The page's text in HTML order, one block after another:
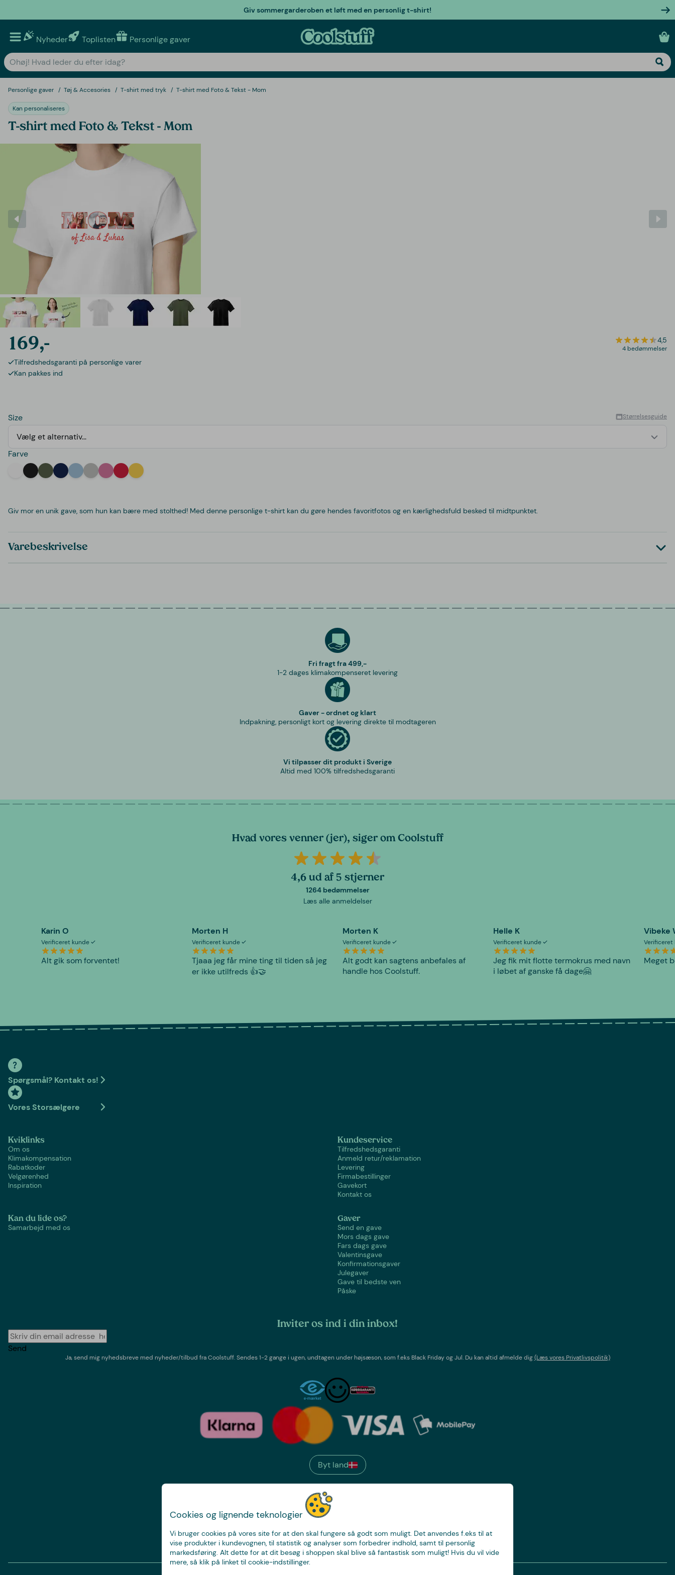
Cookies og lignende teknologier
Vi bruger cookies på vores site for at den skal fungere så godt som muligt. Det anvendes f.eks til at
vise produkter i kundevognen, til statistik og analyser som forbedrer indhold, samt til personlig
markedsføring. Alt dette for at dit besøg i shoppen skal blive så fantastisk som muligt! Hvis du vil vide
mere, så klik på linket til cookie-indstillinger.
Giv sommergarderoben et løft med en personlig t-shirt!
Nyheder Toplisten Personlige gaver
Personlige gaver Tøj & Accesories T-shirt med tryk T-shirt med Foto & Tekst - Mom
Kan personaliseres
T-shirt med Foto & Tekst - Mom
169,- 4,5
4 bedømmelser
Tilfredshedsgaranti på personlige varer
Kan pakkes ind
Size Størrelsesguide
Vælg et alternativ...
Farve
WhiteBlackMilitary Green
NavyLight Blue
Light Grey
PinkRedYellow
Giv mor en unik gave, som hun kan bære med stolthed! Med denne personlige t-shirt kan du gøre hendes favoritfotos og en kærlighedsfuld besked til midtpunktet.
Varebeskrivelse
Fri fragt fra 499,-
1-2 dages klimakompenseret levering
Gaver - ordnet og klart
Indpakning, personligt kort og levering direkte til modtageren
Vi tilpasser dit produkt i Sverige
Altid med 100% tilfredshedsgaranti
Hvad vores venner (jer), siger om Coolstuff
4,6 ud af 5 stjerner
1264 bedømmelser
Læs alle anmeldelser
Karin O
Verificeret kunde
Alt gik som forventet!
Morten H
Verificeret kunde
Tjaaa jeg får mine ting til tiden så jeg
er ikke utilfreds 👍🤝
Morten K
Verificeret kunde
Alt godt kan sagtens anbefales af
handle hos Coolstuff.
Helle K
Verificeret kunde
Jeg fik mit flotte termokrus med navn
i løbet af ganske få dage🤗
Vibeke
Meget
Spørgsmål? Kontakt os!
Vores Storsælgere
Kviklinks
Om os
Klimakompensation
Rabatkoder
Velgørenhed
Inspiration
Kundeservice
Tilfredshedsgaranti
Anmeld retur/reklamation
Levering
Firmabestillinger
Gavekort
Kontakt os
Kan du lide os?
Samarbejd med os
Gaver
Send en gave
Mors dags gave
Fars dags gave
Valentinsgave
Konfirmationsgaver
Julegaver
Gave til bedste ven
Påske
Inviter os ind i din inbox!
Send
Ja, send mig nyhedsbreve med nyheder/tilbud fraCoolstuff. Sendes 1-2 gange i ugen,undtagen under højsæson, som f.eks Black Friday og Jul. Du kan altid afmelde dig(Læs vores Privatlivspolitik)
Byt land